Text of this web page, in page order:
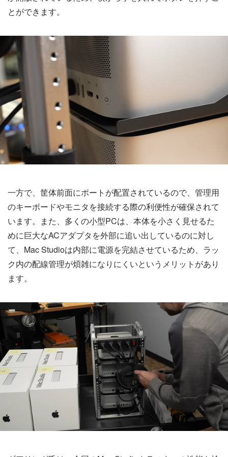
とができます。
一方で、筐体前面にポートが配置されているので、管理用
のキーボードやモニタを接続する際の利便性が確保されて
います。また、多くの小型PCは、本体を小さく見せるた
めに巨大なACアダプタを外部に追い出しているのに対し
て、Mac Studioは内部に電源を完結させているため、ラッ
ク内の配線管理が煩雑になりにくいというメリットがあり
ます。